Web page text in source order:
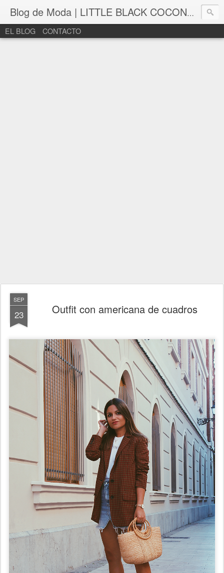
Blog de Moda | LITTLE BLACK COCONUT | Bloguera de moda en León
EL BLOG CONTACTO
SEP
23 Outfit con americana de cuadros